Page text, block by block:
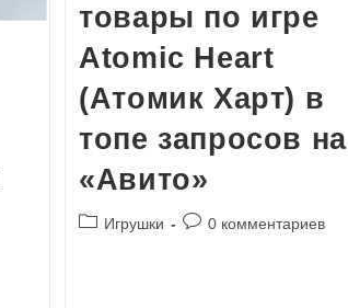
товары по игре
Atomic Heart
(Атомик Харт) в
топе запросов на
«Авито»
Рубрика
Игрушки
Комментарии
0 комментариев